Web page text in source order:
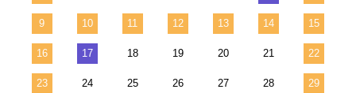
9 10 11 12 13 14 15
16 17 18 19 20 21 22
23 24 25 26 27 28 29